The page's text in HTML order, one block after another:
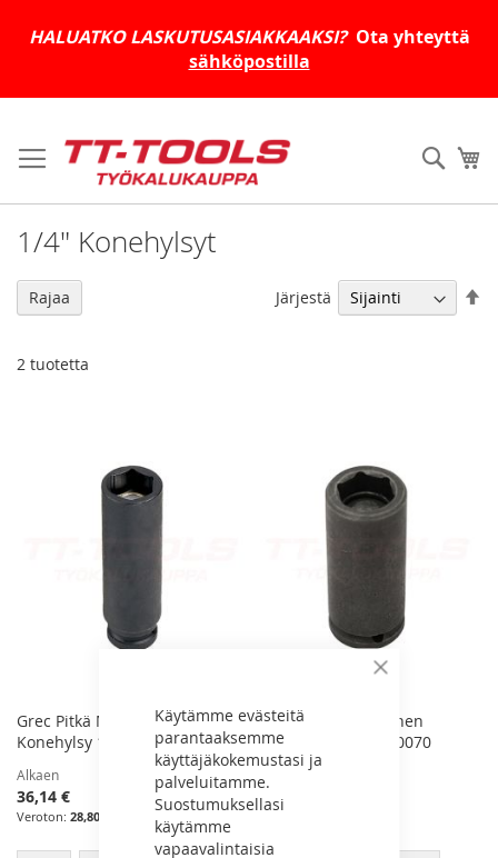
Sulje
Käytämme evästeitä
parantaaksemme
käyttäjäkokemustasi ja
palveluitamme.
Suostumuksellasi
käytämme
vapaavalintaisia
HALUATKO LASKUTUSASIAKKAAKSI?Ota yhteyttä
sähköpostilla
to
Content
Haku
1/4" Konehylsyt
2 tuotetta
Järjestä
Grec Pitkä Magneettinen
Konehylsy 1/4"
Alkaen
36,14 €
28,80 €
LTI Pitkä Magneettinen
Konehylsy 1/4" - 640070
Alkaen
55,09 €
Rajaa